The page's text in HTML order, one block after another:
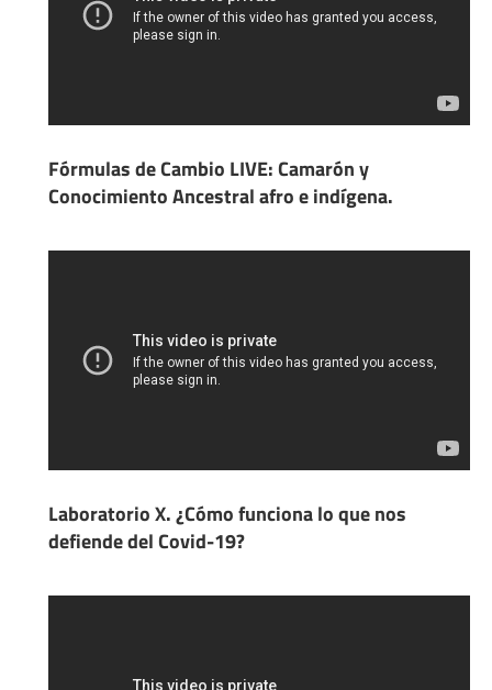
Fórmulas de Cambio LIVE: Camarón y
Conocimiento Ancestral afro e indígena.
Laboratorio X. ¿Cómo funciona lo que nos
defiende del Covid-19?